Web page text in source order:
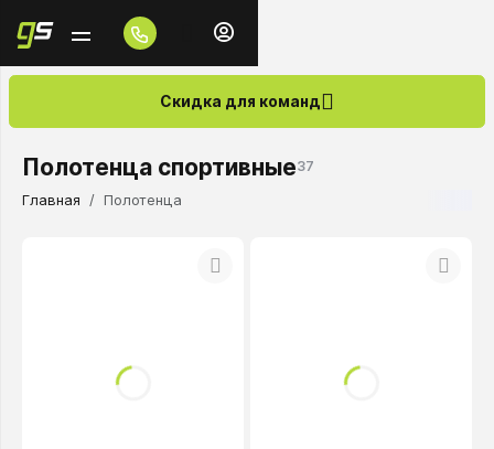
Скидка для команд
Полотенца спортивные37
Главная Полотенца